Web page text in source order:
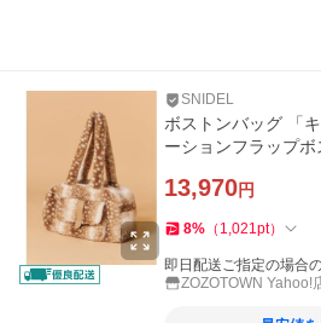
SNIDEL
ボストンバッグ 「
ーションフラップ
13,970円
8% （ 1,021pt）
即日配送ご指定の場合
ZOZOTOWN Yahoo!